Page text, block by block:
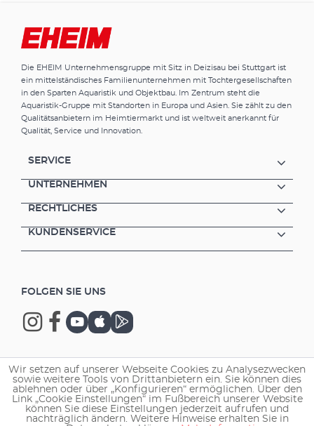
Die EHEIM Unternehmensgruppe mit Sitz in Deizisau bei Stuttgart ist
ein mittelständisches Familienunternehmen mit Tochtergesellschaften
in den Sparten Aquaristik und Objektbau. Im Zentrum steht die
Aquaristik-Gruppe mit Standorten in Europa und Asien. Sie zählt zu den
Qualitätsanbietern im Heimtiermarkt und ist weltweit anerkannt für
Qualität, Service und Innovation.
SERVICE
UNTERNEHMEN
RECHTLICHES
KUNDENSERVICE
FOLGEN SIE UNS
Copyright © 2026 EHEIM GmbH & Co. KG.
Wir setzen auf unserer Webseite Cookies zu Analysezwecken
sowie weitere Tools von Drittanbietern ein. Sie können dies
ablehnen oder über „Konfigurieren“ ermöglichen. Über den
Link „Cookie Einstellungen“ im Fußbereich unserer Website
können Sie diese Einstellungen jederzeit aufrufen und
nachträglich ändern. Weitere Hinweise erhalten Sie in